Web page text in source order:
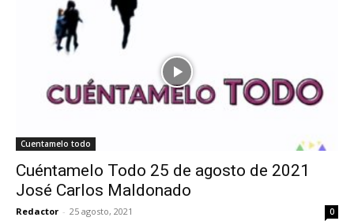
Cuentamelo todo
Cuéntamelo Todo 25 de agosto de 2021
José Carlos Maldonado
Redactor - 25 agosto, 2021 0